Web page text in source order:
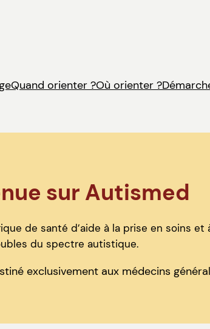
Quand orienter ?Où orienter ?
sur Autismed
de santé d’aide à la prise en soins et
du spectre autistique.
exclusivement aux médecins